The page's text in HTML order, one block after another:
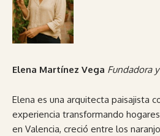
Elena Martínez Vega Fundadora
Elena es una arquitecta paisajista
experiencia transformando
en Valencia, creció entre los